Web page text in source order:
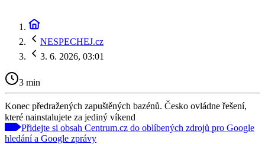
NESPECHEJ.cz
3. 6. 2026, 03:01
3 min
Konec předražených zapuštěných bazénů. Česko ovládne řešení,
které nainstalujete za jediný víkend
Přidejte si obsah Centrum.cz do oblíbených zdrojů pro Google
hledání a Google zprávy